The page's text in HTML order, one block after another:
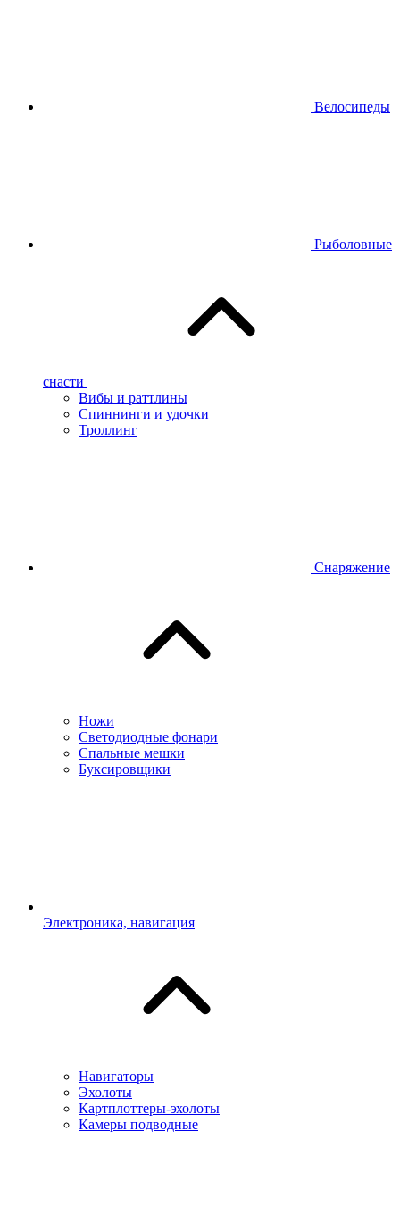
Велосипеды
Рыболовные
снасти
Вибы и раттлины
Спиннинги и удочки
Троллинг
Снаряжение
Ножи
Светодиодные фонари
Спальные мешки
Буксировщики
Электроника, навигация
Навигаторы
Эхолоты
Картплоттеры-эхолоты
Камеры подводные